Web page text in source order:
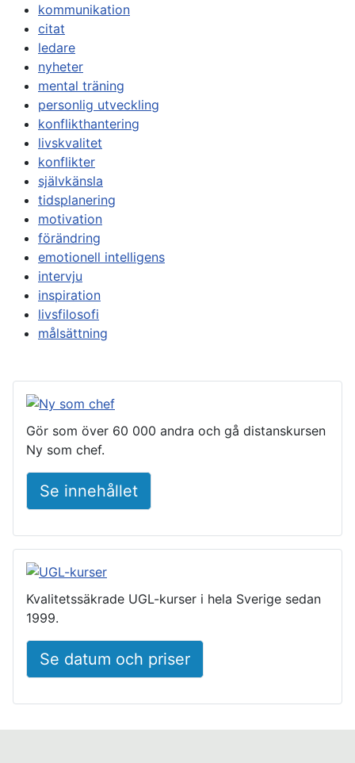
Gör som över 60 000 andra och gå distanskursen
Ny som chef.
Se innehållet
Kvalitetssäkrade UGL-kurser i hela Sverige sedan
1999.
Se datum och priser
kommunikation
citat
ledare
nyheter
mental träning
personlig utveckling
konflikthantering
livskvalitet
konflikter
självkänsla
tidsplanering
motivation
förändring
emotionell intelligens
intervju
inspiration
livsfilosofi
målsättning